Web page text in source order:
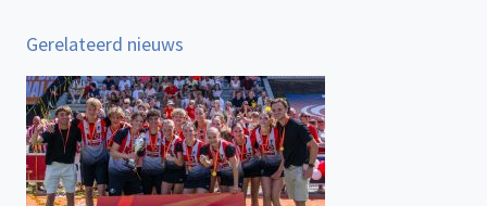
Gerelateerd nieuws